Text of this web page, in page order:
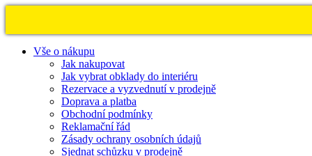
Vše o nákupu
Jak nakupovat
Jak vybrat obklady do interiéru
Rezervace a vyzvednutí v prodejně
Doprava a platba
Obchodní podmínky
Reklamační řád
Zásady ochrany osobních údajů
Sjednat schůzku v prodejně